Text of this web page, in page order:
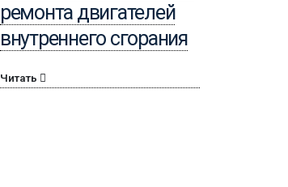
ремонта двигателей
внутреннего сгорания
Читать